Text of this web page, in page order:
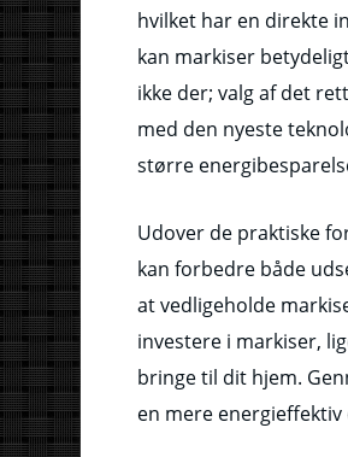
hvilket har en direkte
kan markiser
ikke der; valg af det
med den nyeste
større
Udover de praktiske
kan forbedre både
at vedligeholde
investere i markiser,
bringe til dit hjem.
en mere